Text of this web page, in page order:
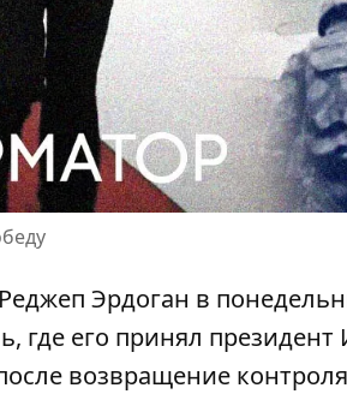
Эрдоган в
где его принял
возвращение